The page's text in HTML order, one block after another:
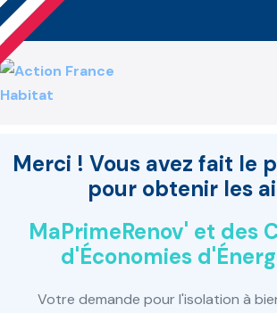
Aller
au
contenu
Merci ! Vous avez fait le
pour obtenir les
MaPrimeRenov' et des
d'Économies
Votre demande pour l'isolation à